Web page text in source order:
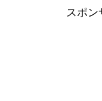
スポン